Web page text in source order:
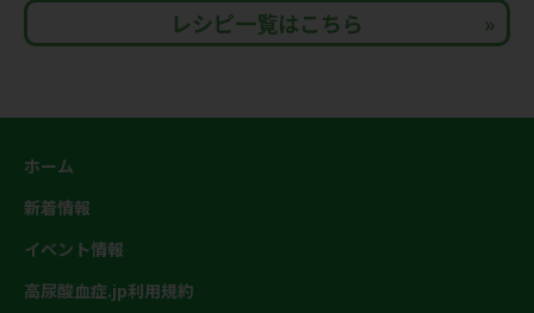
レシピ一覧はこちら
ホーム
新着情報
イベント情報
高尿酸血症.jp利用規約